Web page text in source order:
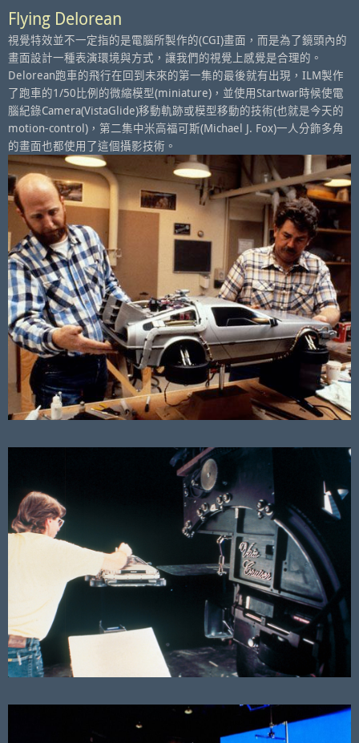
Flying Delorean
視覺特效並不一定指的是電腦所製作的(CGI)畫面，而是為了鏡頭內的
畫面設計一種表演環境與方式，讓我們的視覺上感覺是合理的。
Delorean跑車的飛行在回到未來的第一集的最後就有出現，ILM製作
了跑車的1/50比例的微縮模型(miniature)，並使用Startwar時候使電
腦紀錄Camera(VistaGlide)移動軌跡或模型移動的技術(也就是今天的
motion-control)，第二集中米高福可斯(Michael J. Fox)一人分飾多角
的畫面也都使用了這個攝影技術。